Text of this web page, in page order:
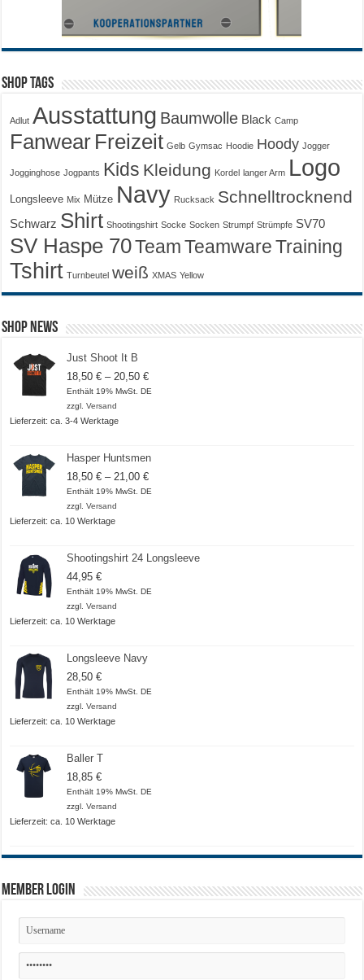
Shop Tags
Adlut Ausstattung Baumwolle Black Camp
Fanwear Freizeit Gelb Gymsac Hoodie Hoody Jogger
Jogginghose Jogpants Kids Kleidung Kordel langer Arm Logo
Longsleeve Mix Mütze Navy Rucksack Schnelltrocknend
Schwarz Shirt Shootingshirt Socke Socken Strumpf Strümpfe SV70
SV Haspe 70Team Teamware Training
Tshirt Turnbeutel weiß XMAS Yellow
Shop News
Just Shoot It B
18,50€ – 20,50€Preisspanne:
18,50 €
Enthält 19% MwSt. DE
zzgl.Versand
Lieferzeit: ca. 3-4 Werktage
Hasper Huntsmen
18,50€ – 21,00€Preisspanne:
18,50 €
Enthält 19% MwSt. DE
zzgl.Versand
Lieferzeit: ca. 10 Werktage
Shootingshirt 24 Longsleeve
44,95€
Enthält 19% MwSt. DE
zzgl.Versand
Lieferzeit: ca. 10 Werktage
Longsleeve Navy
28,50€
Enthält 19% MwSt. DE
zzgl.Versand
Lieferzeit: ca. 10 Werktage
Baller T
18,85€
Enthält 19% MwSt. DE
zzgl.Versand
Lieferzeit: ca. 10 Werktage
Member Login